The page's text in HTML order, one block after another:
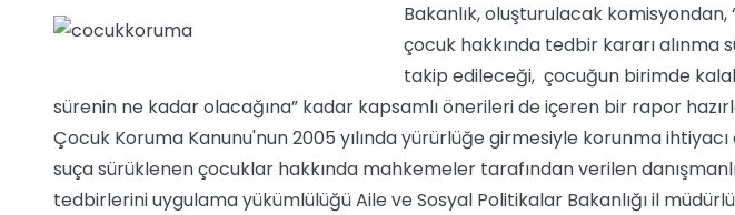
Bakanlık, oluşturulacak komisyondan,
çocuk hakkında tedbir kararı alınma
takip edileceği, çocuğun birimde
sürenin ne kadar olacağına” kadar kapsamlı önerileri de içeren bir rapor
Çocuk Koruma Kanunu'nun 2005 yılında yürürlüğe girmesiyle korunma
suça sürüklenen çocuklar hakkında mahkemeler tarafından verilen
tedbirlerini uygulama yükümlülüğü Aile ve Sosyal Politikalar Bakanlığı il